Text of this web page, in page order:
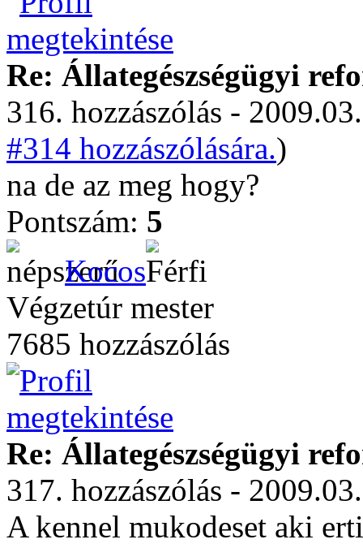
Re: Állategészségügyi
316. hozzászólás -
#314 hozzászólására.)
na de az meg hogy?
Pontszám: 5
Kocos
Végzetúr mester
7685 hozzászólás
Re: Állategészségügyi
317. hozzászólás -
A kennel mukodeset aki